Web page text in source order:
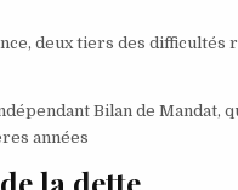
deux tiers des
Bilan de Mandat,
années